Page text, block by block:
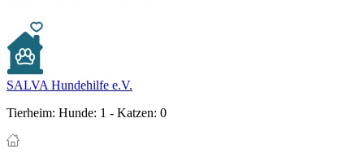
SALVA Hundehilfe e.V.
Tierheim: Hunde: 1 - Katzen: 0